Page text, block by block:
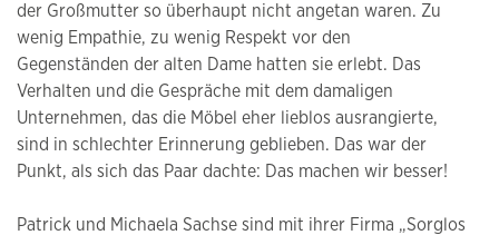
der Großmutter so überhaupt nicht angetan waren. Zu
wenig Empathie, zu wenig Respekt vor den
Gegenständen der alten Dame hatten sie erlebt. Das
Verhalten und die Gespräche mit dem damaligen
Unternehmen, das die Möbel eher lieblos ausrangierte,
sind in schlechter Erinnerung geblieben. Das war der
Punkt, als sich das Paar dachte: Das machen wir besser!
Patrick und Michaela Sachse sind mit ihrer Firma „Sorglos